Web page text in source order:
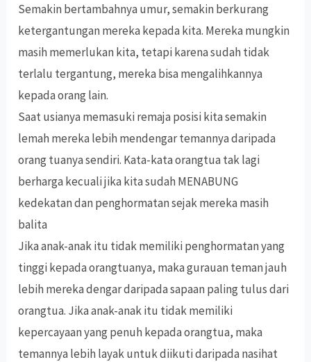
Semakin bertambahnya umur, semakin berkurang
ketergantungan mereka kepada kita. Mereka mungkin
masih memerlukan kita, tetapi karena sudah tidak
terlalu tergantung, mereka bisa mengalihkannya
kepada orang lain.
Saat usianya memasuki remaja posisi kita semakin
lemah mereka lebih mendengar temannya daripada
orang tuanya sendiri. Kata-kata orangtua tak lagi
berharga kecuali jika kita sudah MENABUNG
kedekatan dan penghormatan sejak mereka masih
balita
Jika anak-anak itu tidak memiliki penghormatan yang
tinggi kepada orangtuanya, maka gurauan teman jauh
lebih mereka dengar daripada sapaan paling tulus dari
orangtua. Jika anak-anak itu tidak memiliki
kepercayaan yang penuh kepada orangtua, maka
temannya lebih layak untuk diikuti daripada nasihat